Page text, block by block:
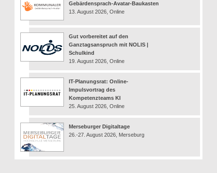
Gebärdensprach-Avatar-Baukasten
13. August 2026, Online
Gut vorbereitet auf den
Ganztagsanspruch mit NOLIS |
Schulkind
19. August 2026, Online
IT-Planungsrat: Online-
Impulsvortrag des
Kompetenzteams KI
25. August 2026, Online
Merseburger Digitaltage
26.-27. August 2026, Merseburg